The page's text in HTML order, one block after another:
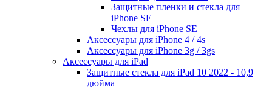
Защитные пленки и стекла для
iPhone SE
Чехлы для iPhone SE
Аксессуары для iPhone 4 / 4s
Аксессуары для iPhone 3g / 3gs
Аксессуары для iPad
Защитные стекла для iPad 10 2022 - 10,9
дюйма